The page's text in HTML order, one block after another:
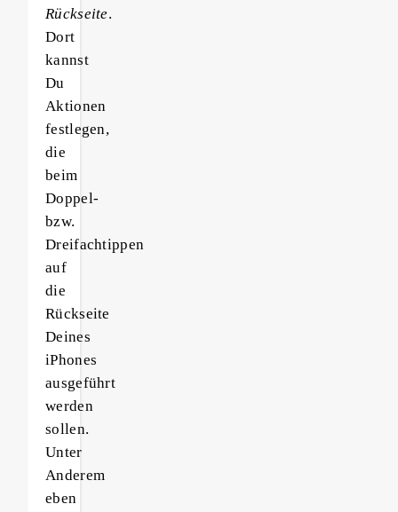
Rückseite.
Dort
kannst
Du
Aktionen
festlegen,
die
beim
Doppel-
bzw.
Dreifachtippen
auf
die
Rückseite
Deines
iPhones
ausgeführt
werden
sollen.
Unter
Anderem
eben